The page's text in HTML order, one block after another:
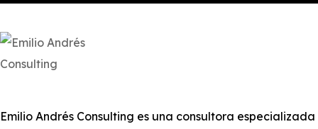
Emilio Andrés Consulting es una consultora especializada